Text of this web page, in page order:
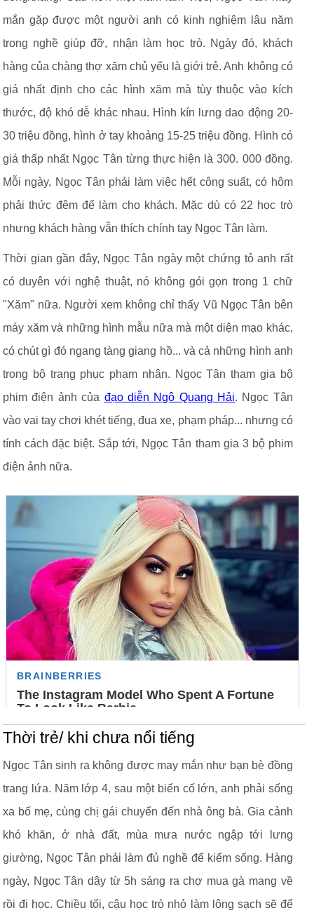
mắn gặp được một người anh có kinh nghiệm lâu năm
trong nghề giúp đỡ, nhận làm học trò. Ngày đó, khách
hàng của chàng thợ xăm chủ yếu là giới trẻ. Anh không có
giá nhất định cho các hình xăm mà tùy thuộc vào kích
thước, độ khó dễ khác nhau. Hình kín lưng dao động 20-
30 triệu đồng, hình ở tay khoảng 15-25 triệu đồng. Hình có
giá thấp nhất Ngọc Tân từng thực hiện là 300. 000 đồng.
Mỗi ngày, Ngọc Tân phải làm việc hết công suất, có hôm
phải thức đêm để làm cho khách. Mặc dù có 22 học trò
nhưng khách hàng vẫn thích chính tay Ngọc Tân làm.
Thời gian gần đây, Ngọc Tân ngày một chứng tỏ anh rất
có duyên với nghệ thuật, nó không gói gọn trong 1 chữ
"Xăm" nữa. Người xem không chỉ thấy Vũ Ngọc Tân bên
máy xăm và những hình mẫu nữa mà một diện mạo khác,
có chút gì đó ngang tàng giang hồ... và cả những hình anh
trong bộ trang phục phạm nhân. Ngọc Tân tham gia bộ
phim điện ảnh của đạo diễn Ngô Quang Hải. Ngọc Tân
vào vai tay chơi khét tiếng, đua xe, phạm pháp... nhưng có
tính cách đặc biệt. Sắp tới, Ngọc Tân tham gia 3 bộ phim
điện ảnh nữa.
Thời trẻ/ khi chưa nổi tiếng
Ngọc Tân sinh ra không được may mắn như bạn bè đồng
trang lứa. Năm lớp 4, sau một biến cố lớn, anh phải sống
xa bố mẹ, cùng chị gái chuyển đến nhà ông bà. Gia cảnh
khó khăn, ở nhà đất, mùa mưa nước ngập tới lưng
giường, Ngọc Tân phải làm đủ nghề để kiếm sống. Hàng
ngày, Ngọc Tân dậy từ 5h sáng ra chợ mua gà mang về
rồi đi học. Chiều tối, cậu học trò nhỏ làm lông sạch sẽ để